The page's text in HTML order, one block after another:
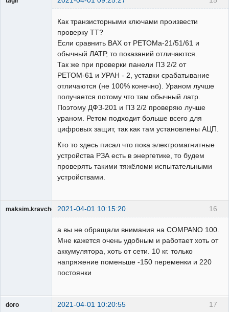
Как транзисторными ключами произвести
проверку ТТ?
Если сравнить ВАХ от РЕТОМа-21/51/61 и
обычный ЛАТР, то показаний отличаются.
Так же при проверки панели ПЗ 2/2 от
РЕТОМ-61 и УРАН - 2, уставки срабатывание
отличаются (не 100% конечно). Ураном лучше
получается потому что там обычный латр.
Поэтому ДФЗ-201 и ПЗ 2/2 проверяю лучше
ураном. Ретом подходит больше всего для
цифровых защит, так как там установлены АЦП.
Кто то здесь писал что пока электромагнитные
устройства РЗА есть в энергетике, то будем
проверять такими тяжёломи испытательными
устройствами.
16
maksim.kravchenko2021-04-01 10:15:20
а вы не обращали внимания на COMPANO 100.
Мне кажется очень удобным и работает хоть от
аккумулятора, хоть от сети. 10 кг. только
напряжение поменьше -150 переменки и 220
постоянки
17
doro 2021-04-01 10:20:55